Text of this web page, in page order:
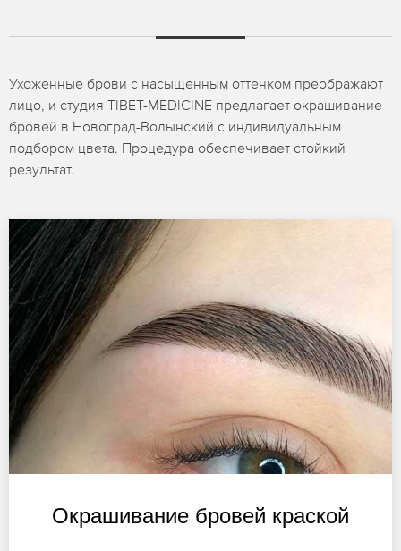
Ухоженные брови с насыщенным оттенком преображают
лицо, и студия TIBET-MEDICINE предлагает окрашивание
бровей в Новоград-Волынский с индивидуальным
подбором цвета. Процедура обеспечивает стойкий
результат.
Окрашивание бровей краской